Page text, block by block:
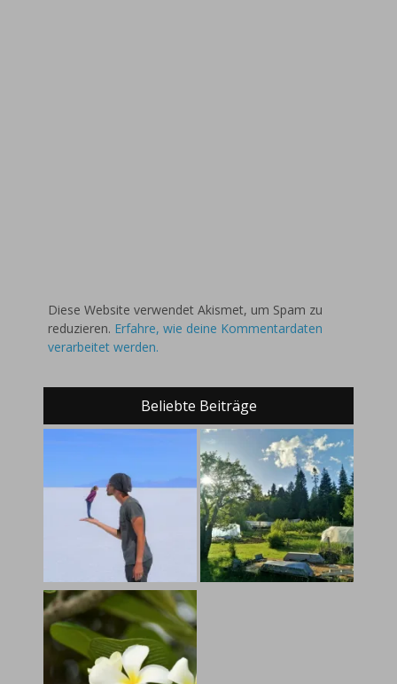
Diese Website verwendet Akismet, um Spam zu
reduzieren. Erfahre, wie deine Kommentardaten
verarbeitet werden.
Beliebte Beiträge